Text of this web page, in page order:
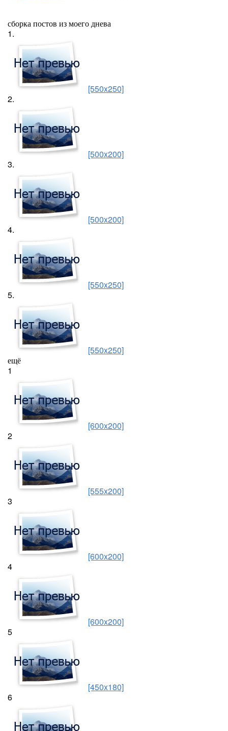
сборка постов из моего днева
1.
[550x250]
2.
[500x200]
3.
[500x200]
4.
[550x250]
5.
[550x250]
ещё
1
[600x200]
2
[555x200]
3
[600x200]
4
[600x200]
5
[450x180]
6